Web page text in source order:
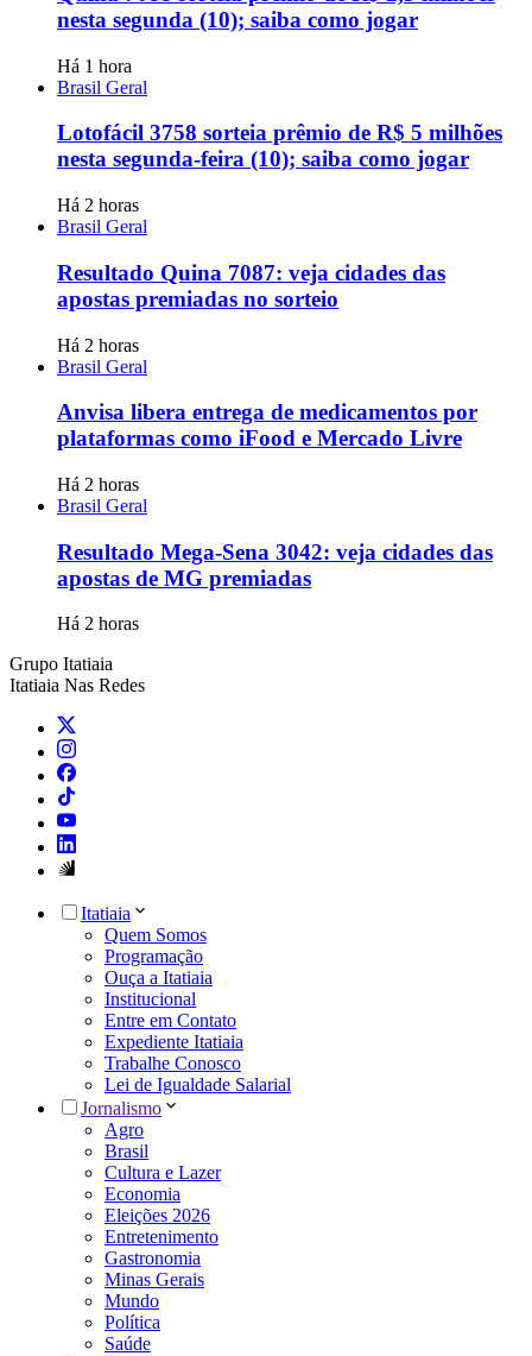
nesta segunda (10); saiba como jogar
Há 1 hora
Brasil Geral
Lotofácil 3758 sorteia prêmio de R$ 5 milhões
nesta segunda-feira (10); saiba como jogar
Há 2 horas
Brasil Geral
Resultado Quina 7087: veja cidades das
apostas premiadas no sorteio
Há 2 horas
Brasil Geral
Anvisa libera entrega de medicamentos por
plataformas como iFood e Mercado Livre
Há 2 horas
Brasil Geral
Resultado Mega-Sena 3042: veja cidades das
apostas de MG premiadas
Há 2 horas
Grupo Itatiaia
Itatiaia Nas Redes
Itatiaia
Quem Somos
Programação
Ouça a Itatiaia
Institucional
Entre em Contato
Expediente Itatiaia
Trabalhe Conosco
Lei de Igualdade Salarial
Jornalismo
Agro
Brasil
Cultura e Lazer
Economia
Eleições 2026
Entretenimento
Gastronomia
Minas Gerais
Mundo
Política
Saúde